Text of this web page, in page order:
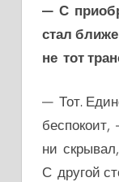
— С
стал
не тот
— Тот.
беспокоит,
ни
С другой